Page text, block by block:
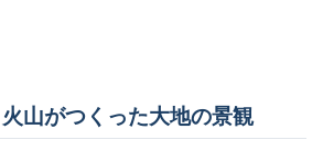
山がつくった大地の景観